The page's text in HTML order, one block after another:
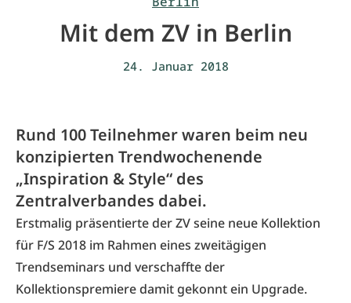
Mit dem ZV in Berlin
24. Januar 2018
Rund 100 Teilnehmer waren beim neu
konzipierten Trendwochenende
„Inspiration & Style“ des
Zentralverbandes dabei.
Erstmalig präsentierte der ZV seine neue Kollektion
für F/S 2018 im Rahmen eines zweitägigen
Trendseminars und verschaffte der
Kollektionspremiere damit gekonnt ein Upgrade.